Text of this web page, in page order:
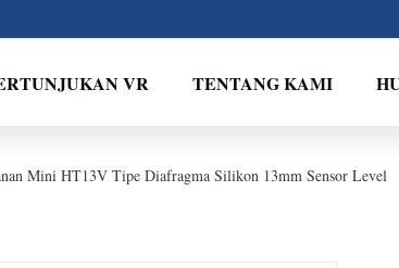
VR TENTANG KAMI
Mini HT13V Tipe Diafragma Silikon 13mm Sensor Level